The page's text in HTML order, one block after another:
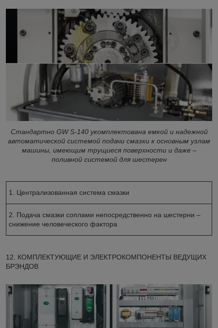
Стандартно GW S-140 укомплектована емкой и надежной
автоматической системой подачи смазки к основным узлам
машины, имеющим трущиеся поверхности и даже –
поливной системой для шестерен
1. Централизованная система смазки
2. Подача смазки соплами непосредственно на шестерни –
снижение человеческого фактора
12. КОМПЛЕКТУЮЩИЕ И ЭЛЕКТРОКОМПОНЕНТЫ ВЕДУЩИХ
БРЭНДОВ